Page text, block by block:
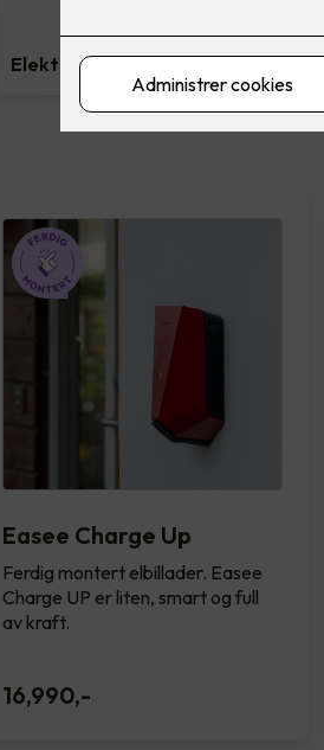
Elektromateriell El-sikkerhet
Easee Charge Up
Ferdig montert elbillader. Easee
Charge UP er liten, smart og full
av kraft.
16,990,-